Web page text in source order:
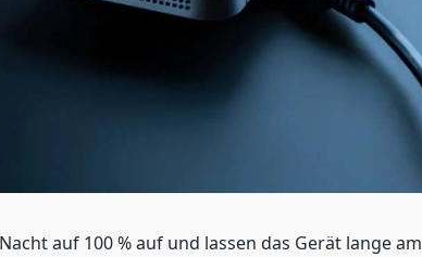
auf 100 % auf und lassen das Gerät lange am